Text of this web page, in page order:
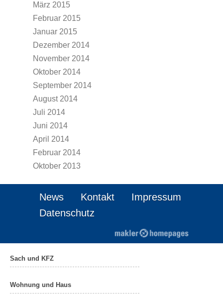
März 2015
Februar 2015
Januar 2015
Dezember 2014
November 2014
Oktober 2014
September 2014
August 2014
Juli 2014
Juni 2014
April 2014
Februar 2014
Oktober 2013
News Kontakt
Impressum
Datenschutz
Sach und KFZ
Wohnung und Haus